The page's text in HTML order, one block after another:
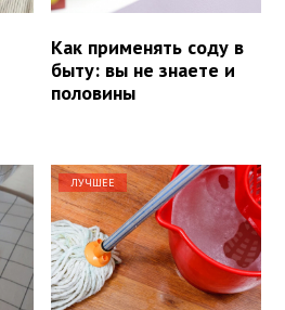
Как применять соду в
быту: вы не знаете и
половины
ЛУЧШЕЕ